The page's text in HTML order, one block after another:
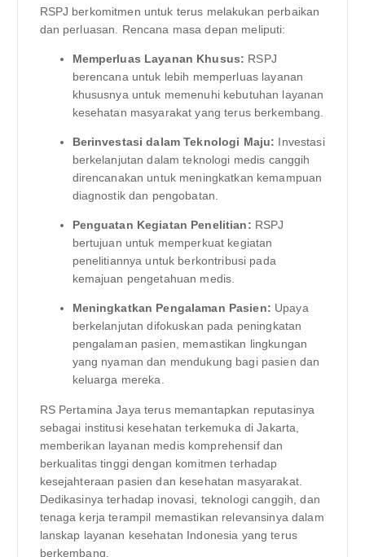
RSPJ berkomitmen untuk terus melakukan perbaikan
dan perluasan. Rencana masa depan meliputi:
Memperluas Layanan Khusus: RSPJ
berencana untuk lebih memperluas layanan
khususnya untuk memenuhi kebutuhan layanan
kesehatan masyarakat yang terus berkembang.
Berinvestasi dalam Teknologi Maju: Investasi
berkelanjutan dalam teknologi medis canggih
direncanakan untuk meningkatkan kemampuan
diagnostik dan pengobatan.
Penguatan Kegiatan Penelitian: RSPJ
bertujuan untuk memperkuat kegiatan
penelitiannya untuk berkontribusi pada
kemajuan pengetahuan medis.
Meningkatkan Pengalaman Pasien: Upaya
berkelanjutan difokuskan pada peningkatan
pengalaman pasien, memastikan lingkungan
yang nyaman dan mendukung bagi pasien dan
keluarga mereka.
RS Pertamina Jaya terus memantapkan reputasinya
sebagai institusi kesehatan terkemuka di Jakarta,
memberikan layanan medis komprehensif dan
berkualitas tinggi dengan komitmen terhadap
kesejahteraan pasien dan kesehatan masyarakat.
Dedikasinya terhadap inovasi, teknologi canggih, dan
tenaga kerja terampil memastikan relevansinya dalam
lanskap layanan kesehatan Indonesia yang terus
berkembang.